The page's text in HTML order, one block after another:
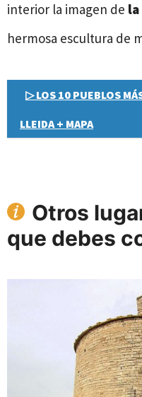
interior la imagen de la
hermosa escultura de
▷ LOS 10 PUEBLOS
LLEIDA + MAPA
Otros
que debes